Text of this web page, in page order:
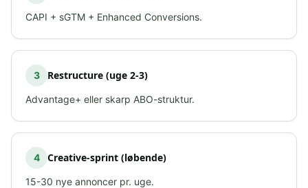
CAPI + sGTM + Enhanced Conversions.
3 Restructure (uge 2-3)
Advantage+ eller skarp ABO-struktur.
4 Creative-sprint (løbende)
15-30 nye annoncer pr. uge.